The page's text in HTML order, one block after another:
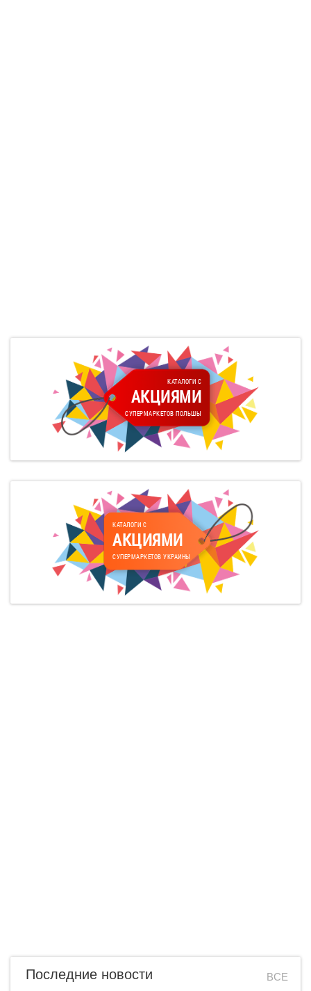
КАТАЛОГИ С
АКЦИЯМИ
СУПЕРМАРКЕТОВ ПОЛЬШЫ
КАТАЛОГИ С
АКЦИЯМИ
СУПЕРМАРКЕТОВ УКРАИНЫ
Последние новости ВСЕ